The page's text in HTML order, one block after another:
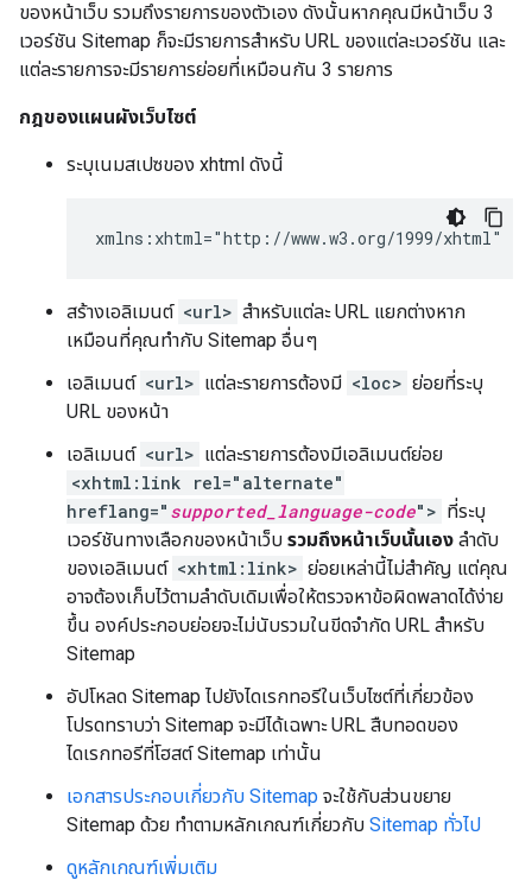
ของหน้าเว็บ รวมถึงรายการของตัวเอง ดังนั้นหากคุณมีหน้าเว็บ 3
เวอร์ชัน Sitemap ก็จะมีรายการสําหรับ URL ของแต่ละเวอร์ชัน และ
แต่ละรายการจะมีรายการย่อยที่เหมือนกัน 3 รายการ
กฎของแผนผังเว็บไซต์
ระบุเนมสเปซของ xhtml ดังนี้
xmlns:xhtml="http://www.w3.org/1999/xhtml"
สร้างเอลิเมนต์ <url> สําหรับแต่ละ URL แยกต่างหาก
เหมือนที่คุณทํากับ Sitemap อื่นๆ
เอลิเมนต์ <url> แต่ละรายการต้องมี <loc> ย่อยที่ระบุ
URL ของหน้า
เอลิเมนต์ <url> แต่ละรายการต้องมีเอลิเมนต์ย่อย
<xhtml:link rel="alternate"
hreflang=" supported_language-code"> ที่ระบุ
เวอร์ชันทางเลือกของหน้าเว็บ รวมถึงหน้าเว็บนั้นเอง ลำดับ
ของเอลิเมนต์ <xhtml:link> ย่อยเหล่านี้ไม่สำคัญ แต่คุณ
อาจต้องเก็บไว้ตามลำดับเดิมเพื่อให้ตรวจหาข้อผิดพลาดได้ง่าย
ขึ้น องค์ประกอบย่อยจะไม่นับรวมในขีดจํากัด URL สําหรับ
Sitemap
อัปโหลด Sitemap ไปยังไดเรกทอรีในเว็บไซต์ที่เกี่ยวข้อง
โปรดทราบว่า Sitemap จะมีได้เฉพาะ URL สืบทอดของ
ไดเรกทอรีที่โฮสต์ Sitemap เท่านั้น
เอกสารประกอบเกี่ยวกับ Sitemap จะใช้กับส่วนขยาย
Sitemap ด้วย ทําตามหลักเกณฑ์เกี่ยวกับ Sitemap ทั่วไป
ดูหลักเกณฑ์เพิ่มเติม